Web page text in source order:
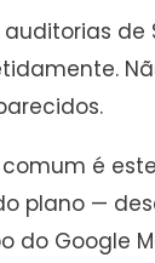
de
é
plano —
do Google